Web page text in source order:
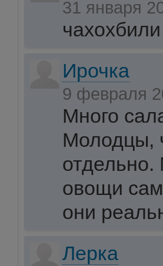
31 января
Ирочка
9 февраля
Много
Молодцы,
овощи
они
Лерка